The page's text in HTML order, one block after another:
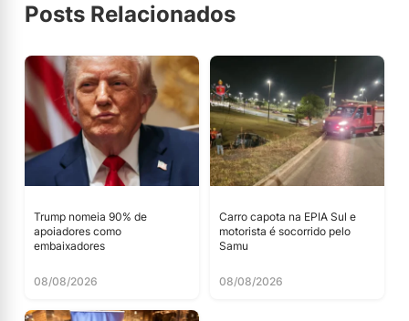
Posts Relacionados
Trump nomeia 90% de
apoiadores como
embaixadores
08/08/2026
Carro capota na EPIA Sul e
motorista é socorrido pelo
Samu
08/08/2026